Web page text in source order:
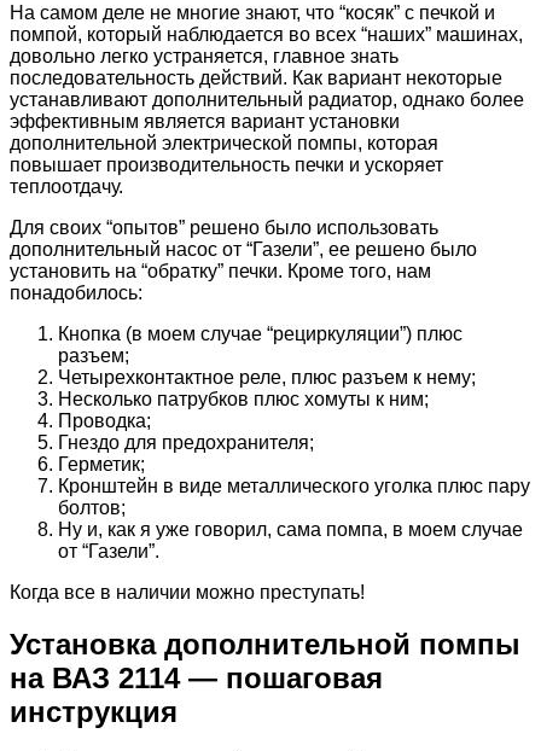
На самом деле не многие знают, что “косяк” с печкой и
помпой, который наблюдается во всех “наших” машинах,
довольно легко устраняется, главное знать
последовательность действий. Как вариант некоторые
устанавливают дополнительный радиатор, однако более
эффективным является вариант установки
дополнительной электрической помпы, которая
повышает производительность печки и ускоряет
теплоотдачу.
Для своих “опытов” решено было использовать
дополнительный насос от “Газели”, ее решено было
установить на “обратку” печки. Кроме того, нам
понадобилось:
Кнопка (в моем случае “рециркуляции”) плюс
разъем;
Четырехконтактное реле, плюс разъем к нему;
Несколько патрубков плюс хомуты к ним;
Проводка;
Гнездо для предохранителя;
Герметик;
Кронштейн в виде металлического уголка плюс пару
болтов;
Ну и, как я уже говорил, сама помпа, в моем случае
от “Газели”.
Когда все в наличии можно преступать!
Установка дополнительной помпы
на ВАЗ 2114 — пошаговая
инструкция